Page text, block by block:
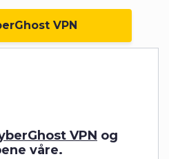
VPN
VPN og
våre.